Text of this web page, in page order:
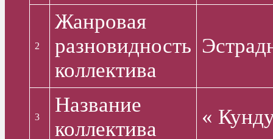
2
Жанровая
разновидность
коллектива
3
Название
коллектива
«